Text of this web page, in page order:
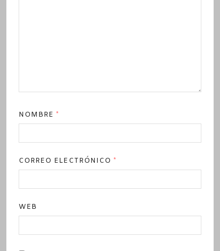
NOMBRE*
CORREO ELECTRÓNICO*
WEB